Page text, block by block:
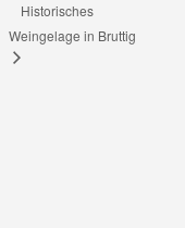
Historisches
Weingelage in Bruttig